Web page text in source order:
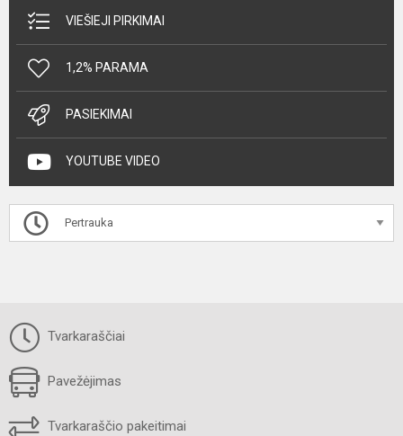
VIEŠIEJI PIRKIMAI
1,2% PARAMA
PASIEKIMAI
YOUTUBE VIDEO
Pertrauka
Tvarkaraščiai
Pavežėjimas
Tvarkaraščio pakeitimai